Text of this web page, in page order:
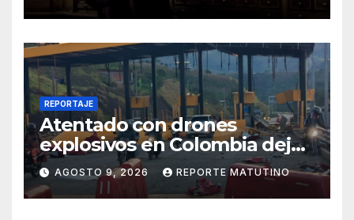
REPORTAJE
Atentado con drones
explosivos en Colombia deja
un policía muerto
AGOSTO 9, 2026 REPORTE MATUTINO